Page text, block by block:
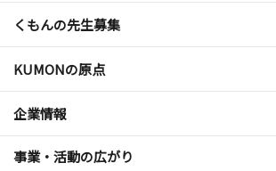
くもんの先生募集
KUMONの原点
企業情報
事業・活動の広がり